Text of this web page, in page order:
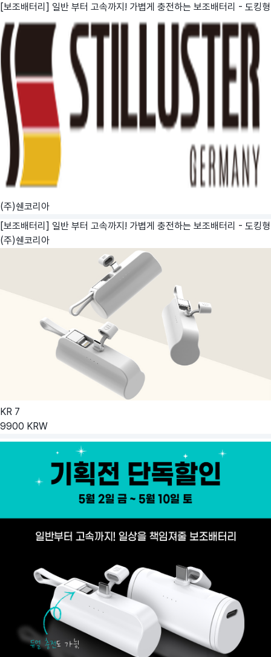
[보조배터리] 일반 부터 고속까지! 가볍게 충전하는 보조배터리 - 도킹형
(주)쉔코리아
[보조배터리] 일반 부터 고속까지! 가볍게 충전하는 보조배터리 - 도킹형
(주)쉔코리아
KR 7
9900 KRW